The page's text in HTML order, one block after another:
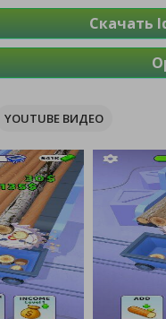
Скачать
YOUTUBE ВИДЕО